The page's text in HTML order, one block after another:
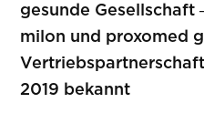
gesunde Gesellschaft
milon und proxomed
2019 bekannt